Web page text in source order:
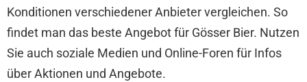
Konditionen verschiedener Anbieter vergleichen. So
findet man das beste Angebot für Gösser Bier. Nutzen
Sie auch soziale Medien und Online-Foren für Infos
über Aktionen und Angebote.